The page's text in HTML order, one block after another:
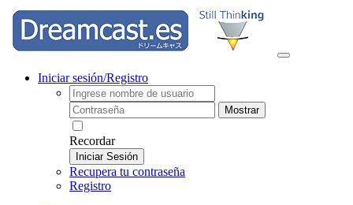
Iniciar sesión/Registro
Mostrar
Recordar
Iniciar Sesión
Recupera tu contraseña
Registro